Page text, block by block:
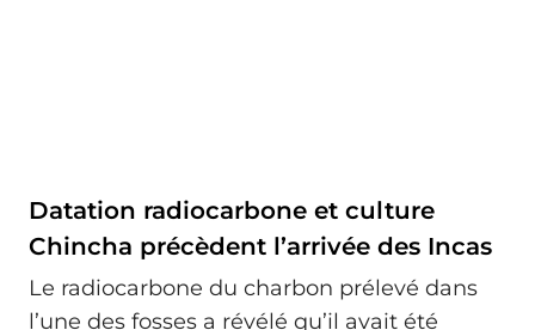
Datation radiocarbone et culture
Chincha précèdent l’arrivée des Incas
Le radiocarbone du charbon prélevé dans
l’une des fosses a révélé qu’il avait été